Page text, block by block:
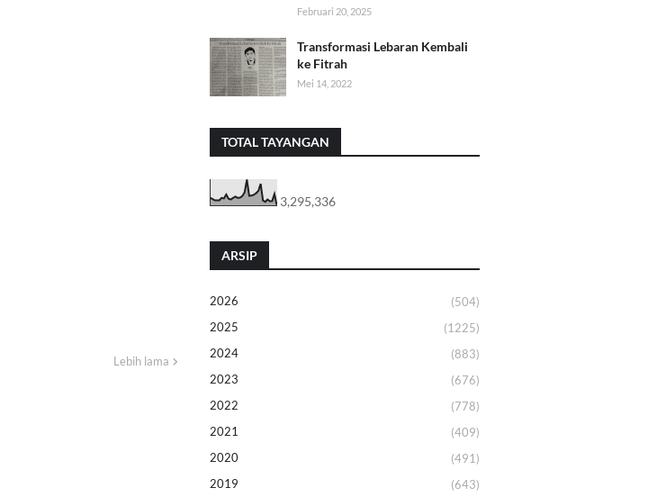
Lebih lama
Februari 20, 2025
Transformasi Lebaran Kembali
ke Fitrah
Mei 14, 2022
TOTAL TAYANGAN
3,295,336
ARSIP
2026
(504)
2025
(1225)
2024
(883)
2023
(676)
2022
(778)
2021
(409)
2020
(491)
2019
(643)